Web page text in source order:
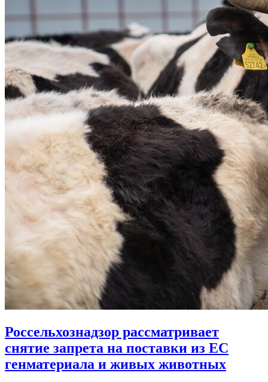
Россельхознадзор рассматривает
снятие запрета на поставки из ЕС
генматериала и живых животных